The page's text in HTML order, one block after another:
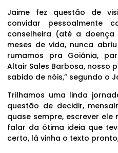
Jaime fez questão de
convidar pessoalmente
conselheira (até a
meses de vida, nunca
rumamos pra Goiânia,
Altair Sales Barbosa, nosso
sabido de nóis,” segundo o
Trilhamos uma linda
questão de decidir,
quase sempre, escrever ele
falar da ótima ideia que
certo, lá vinha o texto